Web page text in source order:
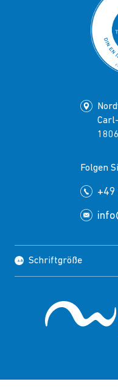
Folgen
Schriftgröße